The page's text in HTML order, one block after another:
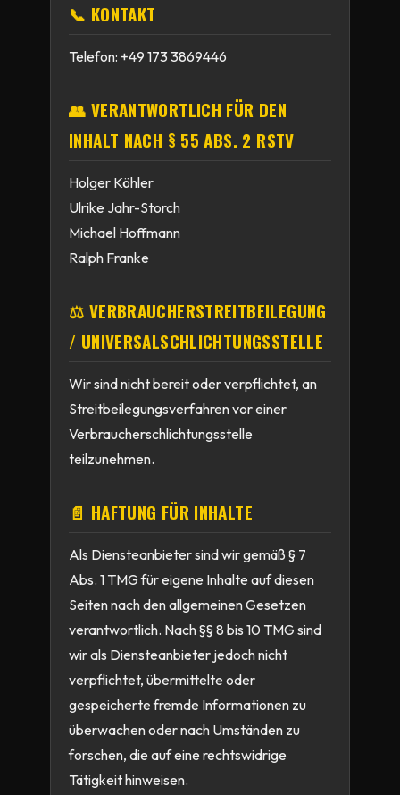
📞 KONTAKT
Telefon: +49 173 3869446
👥 VERANTWORTLICH FÜR DEN
INHALT NACH § 55 ABS. 2 RSTV
Holger Köhler
Ulrike Jahr-Storch
Michael Hoffmann
Ralph Franke
⚖ VERBRAUCHER­STREIT­BEILEGUNG
/ UNIVERSAL­SCHLICHTUNGS­STELLE
Wir sind nicht bereit oder verpflichtet, an
Streitbeilegungsverfahren vor einer
Verbraucherschlichtungsstelle
teilzunehmen.
📄 HAFTUNG FÜR INHALTE
Als Diensteanbieter sind wir gemäß § 7
Abs. 1 TMG für eigene Inhalte auf diesen
Seiten nach den allgemeinen Gesetzen
verantwortlich. Nach §§ 8 bis 10 TMG sind
wir als Diensteanbieter jedoch nicht
verpflichtet, übermittelte oder
gespeicherte fremde Informationen zu
überwachen oder nach Umständen zu
forschen, die auf eine rechtswidrige
Tätigkeit hinweisen.